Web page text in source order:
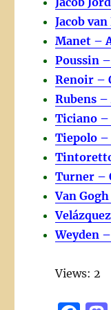
Jacob
Manet –
Poussin –
Renoir –
Rubens –
Ticiano –
Tiepolo –
Turner –
Van
Weyden –
Views: 2